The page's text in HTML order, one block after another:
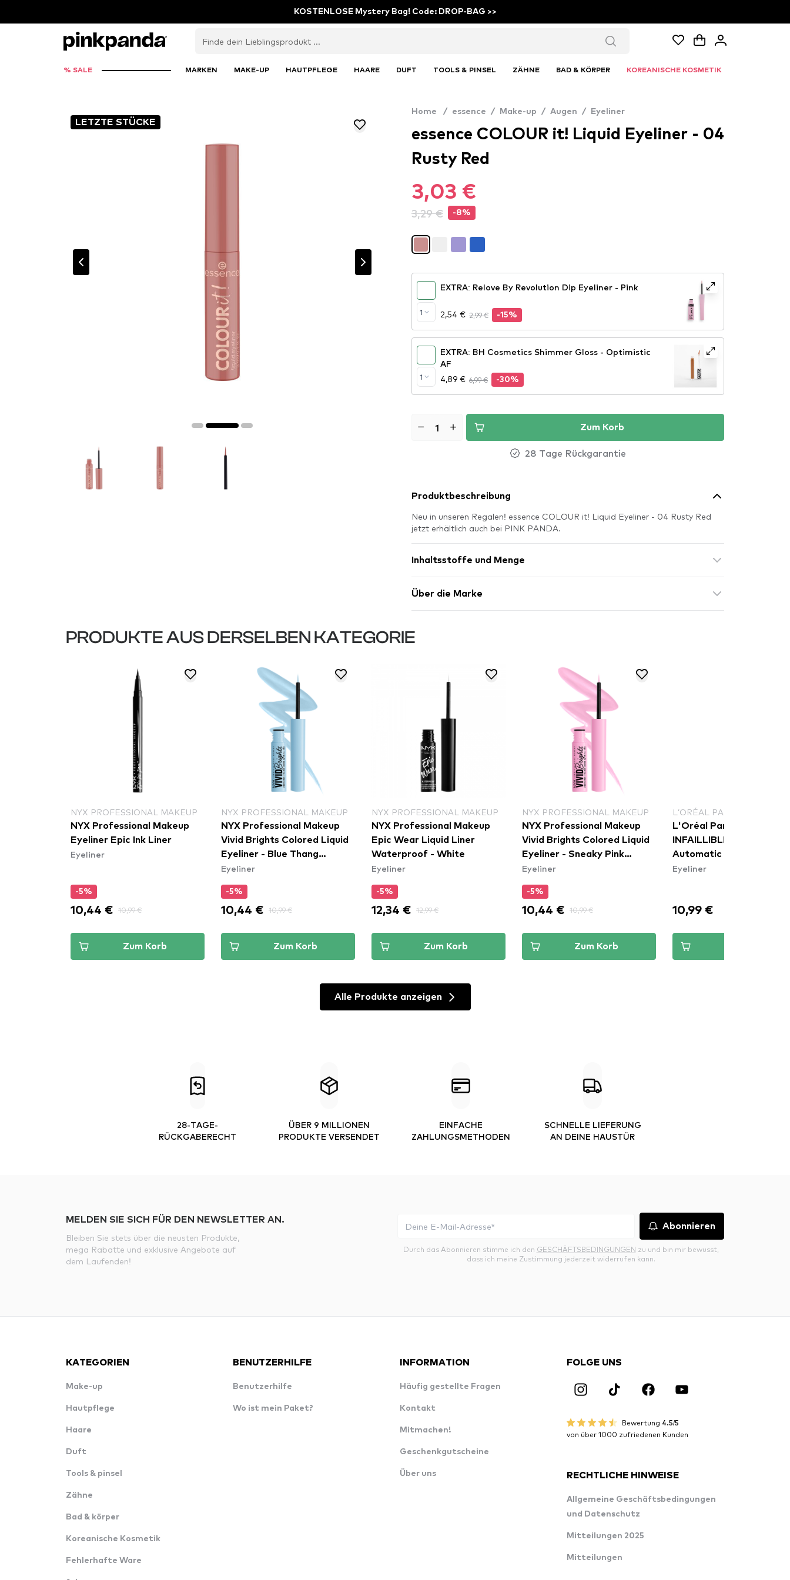
KOSTENLOSE Mystery Bag! Code: DROP-BAG >>
% SALE MARKEN MAKE-UP HAUTPFLEGE HAARE DUFT TOOLS & PINSEL ZÄHNE BAD & KÖRPER KOREANISCHE KOSMETIK
LETZTE STÜCKE
Home / essence / Make-up / Augen / Eyeliner
essence COLOUR it! Liquid Eyeliner - 04
Rusty Red
3,03 €
3,29 € -8%
1
EXTRA: Relove By Revolution Dip Eyeliner - Pink
2,54 € 2,99 € -15%
1
EXTRA: BH Cosmetics Shimmer Gloss - Optimistic
AF
4,89 € 6,99 € -30%
Zum Korb
28 Tage Rückgarantie
Produktbeschreibung
Neu in unseren Regalen! essence COLOUR it! Liquid Eyeliner - 04 Rusty Red
jetzt erhältlich auch bei PINK PANDA.
Inhaltsstoffe und Menge
Über die Marke
PRODUKTE AUS DERSELBEN KATEGORIE
NYX PROFESSIONAL MAKEUP
NYX Professional Makeup
Eyeliner Epic Ink Liner
Eyeliner
-5%
10,44 € 10,99 €
Zum Korb
NYX PROFESSIONAL MAKEUP
NYX Professional Makeup
Vivid Brights Colored Liquid
Eyeliner - Blue Thang
(VBLL06)
Eyeliner
-5%
10,44 € 10,99 €
Zum Korb
NYX PROFESSIONAL MAKEUP
NYX Professional Makeup
Epic Wear Liquid Liner
Waterproof - White
Eyeliner
-5%
12,34 € 12,99 €
Zum Korb
NYX PROFESSIONAL MAKEUP
NYX Professional Makeup
Vivid Brights Colored Liquid
Eyeliner - Sneaky Pink
(VBLL09)
Eyeliner
-5%
10,44 € 10,99 €
Zum Korb
L’ORÉAL PARIS
L'Oréal Paris Eyeliner -
INFAILLIBLE 36h Grip Gel
Automatic Eyeliner -
Emerald Green
Eyeliner
10,99 €
Alle Produkte anzeigen
28-TAGE-
RÜCKGABERECHT
ÜBER 9 MILLIONEN
PRODUKTE VERSENDET
EINFACHE
ZAHLUNGSMETHODEN
SCHNELLE LIEFERUNG
AN DEINE HAUSTÜR
MELDEN SIE SICH FÜR DEN NEWSLETTER AN.
Bleiben Sie stets über die neusten Produkte,
mega Rabatte und exklusive Angebote auf
dem Laufenden!
Abonnieren
Durch das Abonnieren stimme ich den GESCHÄFTSBEDINGUNGEN zu und bin mir bewusst,
dass ich meine Zustimmung jederzeit widerrufen kann.
KATEGORIEN
Make-up
Hautpflege
Haare
Duft
Tools & pinsel
Zähne
Bad & körper
Koreanische Kosmetik
Fehlerhafte Ware
BENUTZERHILFE
Benutzerhilfe
Wo ist mein Paket?
INFORMATION
Häufig gestellte Fragen
Kontakt
Mitmachen!
Geschenkgutscheine
Über uns
FOLGE UNS
Bewertung 4.5/5
von über 1000 zufriedenen Kunden
RECHTLICHE HINWEISE
Allgemeine Geschäftsbedingungen
und Datenschutz
Mitteilungen 2025
Mitteilungen